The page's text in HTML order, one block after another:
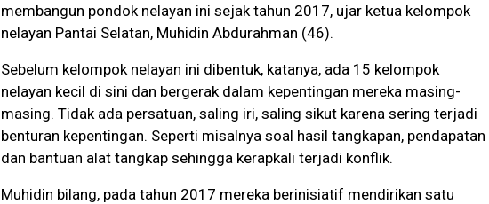
membangun pondok nelayan ini sejak tahun 2017, ujar ketua kelompok
nelayan Pantai Selatan, Muhidin Abdurahman (46).
Sebelum kelompok nelayan ini dibentuk, katanya, ada 15 kelompok
nelayan kecil di sini dan bergerak dalam kepentingan mereka masing-
masing. Tidak ada persatuan, saling iri, saling sikut karena sering terjadi
benturan kepentingan. Seperti misalnya soal hasil tangkapan, pendapatan
dan bantuan alat tangkap sehingga kerapkali terjadi konflik.
Muhidin bilang, pada tahun 2017 mereka berinisiatif mendirikan satu